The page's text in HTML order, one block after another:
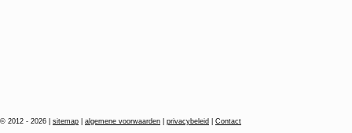
© 2012 - 2026 | sitemap algemene voorwaarden privacybeleid Contact